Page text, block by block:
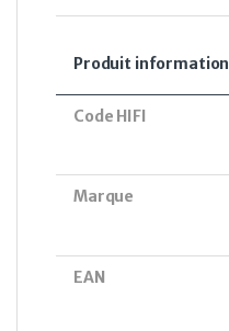
Produit information
Code HIFI
Marque
EAN